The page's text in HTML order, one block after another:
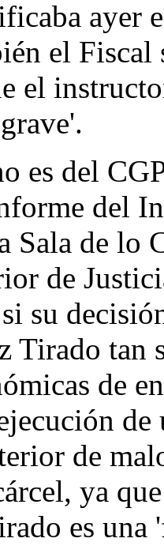
ayer
el Fiscal
el
es del
del
Sala de
de
su
Tirado tan
de
de
ya
es una